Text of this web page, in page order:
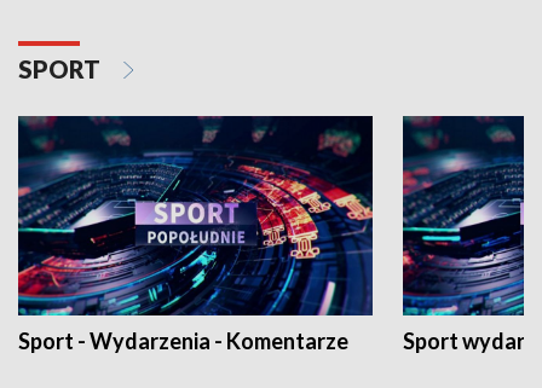
SPORT
Sport - Wydarzenia - Komentarze Sport